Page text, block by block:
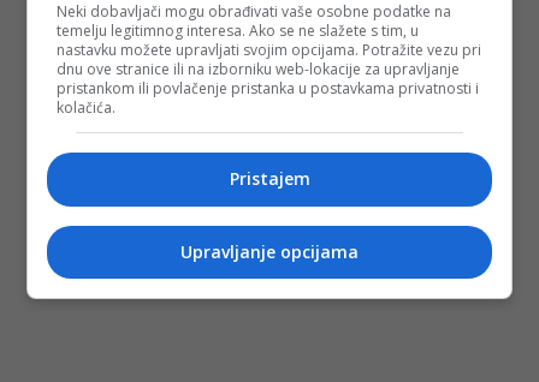
Neki dobavljači mogu obrađivati vaše osobne podatke na
temelju legitimnog interesa. Ako se ne slažete s tim, u
nastavku možete upravljati svojim opcijama. Potražite vezu pri
dnu ove stranice ili na izborniku web-lokacije za upravljanje
pristankom ili povlačenje pristanka u postavkama privatnosti i
kolačića.
Pristajem
Upravljanje opcijama